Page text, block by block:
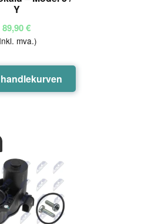
Y
89,90€
mva.)